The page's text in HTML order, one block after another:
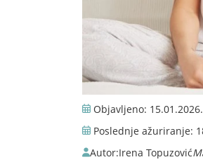
Objavljeno: 15.01.2026.
Poslednje ažuriranje:
Autor:Irena Topuzović